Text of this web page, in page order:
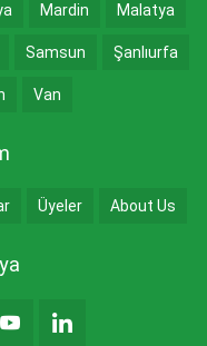
Mardin Malatya
Samsun Şanlıurfa
Van
Üyeler About Us